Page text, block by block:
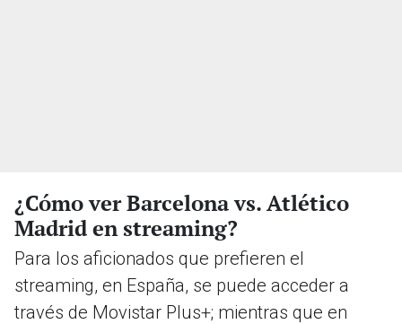
¿Cómo ver Barcelona vs. Atlético
Madrid en streaming?
Para los aficionados que prefieren el
streaming, en España, se puede acceder a
través de Movistar Plus+; mientras que en